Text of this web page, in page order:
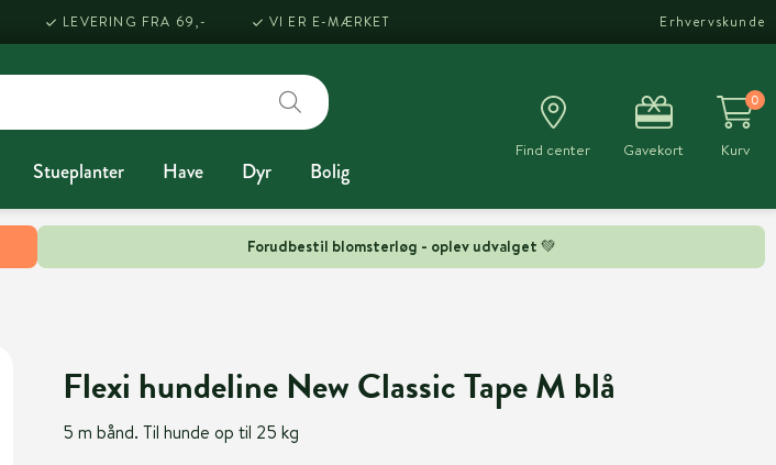
Forudbestil blomsterløg - oplev udvalget 💚
LEVERING FRA 69,- VI ER E-MÆRKET Erhvervskunde
Stueplanter Have Dyr Bolig
Find center Gavekort
0
Kurv
Flexi hundeline New Classic Tape M blå
5 m bånd. Til hunde op til 25 kg